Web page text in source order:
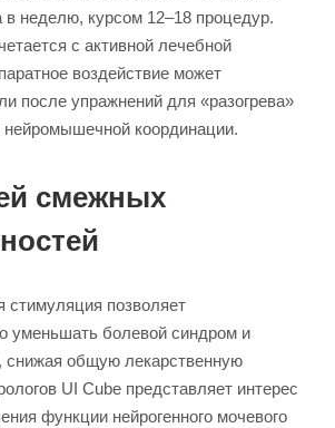
в неделю, курсом 12–18 процедур.
с активной лечебной
воздействие может
после упражнений для «разогрева»
координации.
смежных
стимуляция позволяет
уменьшать болевой синдром и
общую лекарственную
UI Cube представляет интерес
функции нейрогенного мочевого